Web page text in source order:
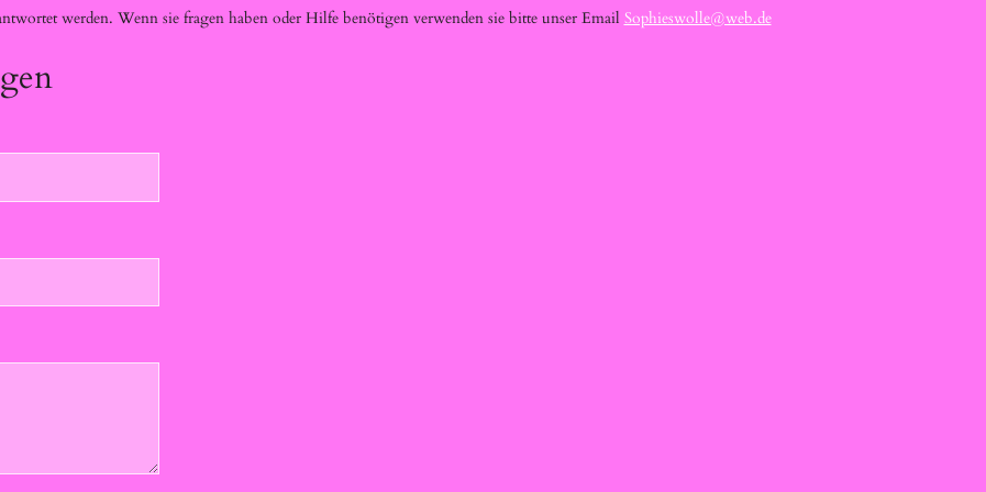
werden. Wenn sie fragen haben oder Hilfe benötigen verwenden sie bitte unser Email Sophieswolle@web.de